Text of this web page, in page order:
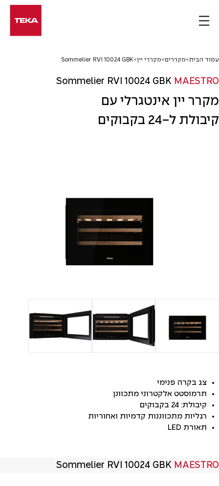
עמוד הבית>מקררים>מקררי יין>
Sommelier RVI 10024 GBK
Sommelier RVI 10024 GBK MAESTRO
מקרר יין אינטגרלי עם
קיבולת ל-24 בקבוקים
צג בקרה פנימי
תרמוסטט אלקטרוני מתכוונן
קיבולת: 24 בקבוקים
רגליות מתכווננות קדמיות ואחוריות
תאורת LED
Sommelier RVI 10024 GBK MAESTRO